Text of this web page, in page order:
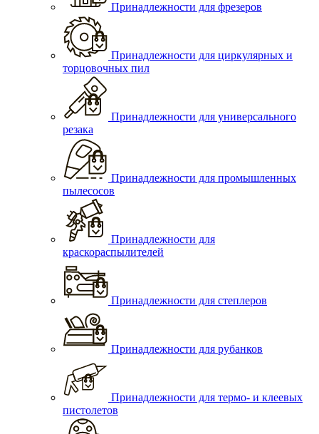
Принадлежности для фрезеров
Принадлежности для циркулярных и
торцовочных пил
Принадлежности для универсального
резака
Принадлежности для промышленных
пылесосов
Принадлежности для
краскораспылителей
Принадлежности для степлеров
Принадлежности для рубанков
Принадлежности для термо- и клеевых
пистолетов